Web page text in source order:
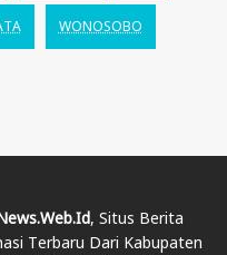
WONOSOBO
, Situs Berita
Terbaru Dari Kabupaten